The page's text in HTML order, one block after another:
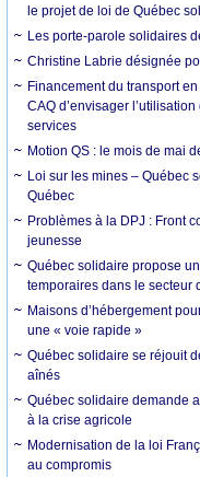
le projet de loi de Québec
Les porte-parole solidaires
Christine Labrie désignée
Financement du transport
CAQ d’envisager
services
Motion QS : le mois de mai
Loi sur les mines – Québec
Québec
Problèmes à la DPJ : Front
jeunesse
Québec solidaire propose
temporaires dans le secteur
Maisons d’hébergement
une « voie rapide »
Québec solidaire se réjouit
aînés
Québec solidaire demande
à la crise agricole
Modernisation de la loi
au compromis